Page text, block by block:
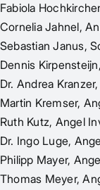
Fabiola
Cornelia Jahnel,
Sebastian Janus,
Dennis
Dr. Andrea
Martin Kremser,
Ruth Kutz, Angel
Dr. Ingo Luge,
Philipp Mayer,
Thomas Meyer,